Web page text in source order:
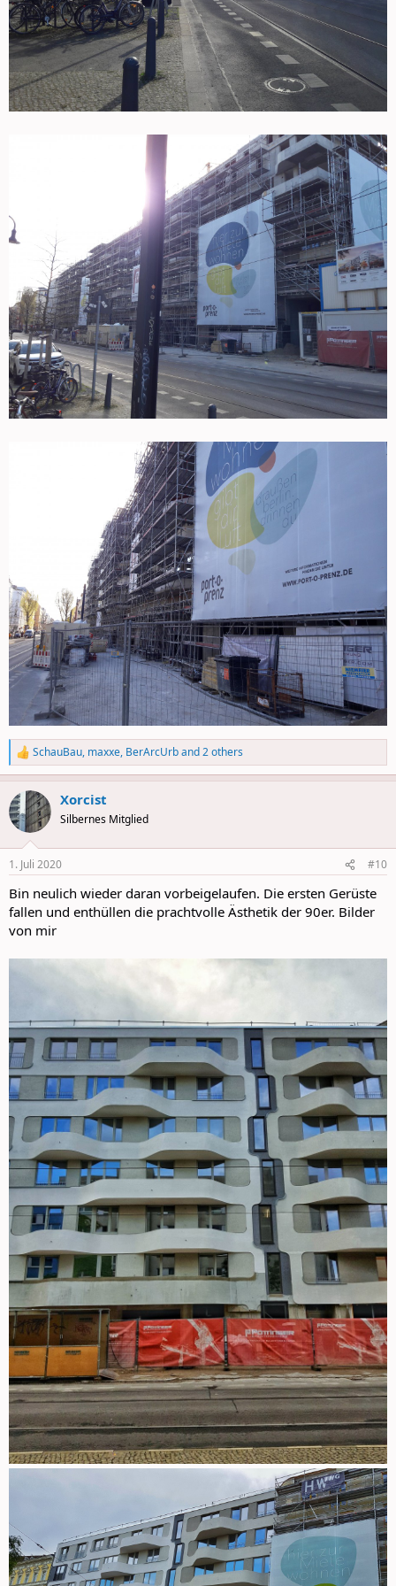
R
e
a
c
t
i
s
SchauBau, maxxe, BerArcUrband 2 others
Xorcist
Silbernes Mitglied
1. Juli 2020 #10
Bin neulich wieder daran vorbeigelaufen. Die ersten Gerüste
fallen und enthüllen die prachtvolle Ästhetik der 90er. Bilder
von mir